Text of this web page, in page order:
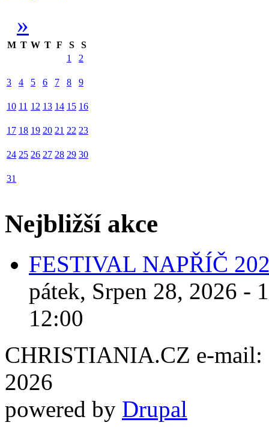
»
M T W T F S
S
1
2
3 4 5 6 7 8 9
10 11 12 13 14 15 16
17 18 19 20 21 22 23
24 25 26 27 28 29 30
31
Nejbližší akce
FESTIVAL NAPŘÍČ
pátek, Srpen 28, 2026 -
12:00
CHRISTIANIA.CZ e-mail:
2026
powered by Drupal